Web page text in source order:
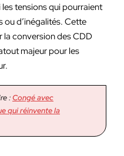
tensions qui pourraient
ou d’inégalités. Cette
conversion des CDD
majeur pour les
:Congé avec
qui réinvente la